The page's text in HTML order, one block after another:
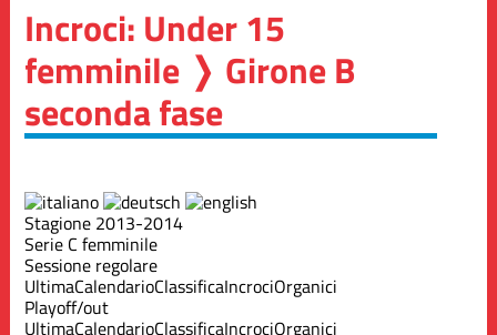
Incroci: Under 15
femminile ❭ Girone B
seconda fase
Stagione 2013-2014
Serie C femminile
Sessione regolare
UltimaCalendarioClassificaIncrociOrganici
Playoff/out
UltimaCalendarioClassificaIncrociOrganici